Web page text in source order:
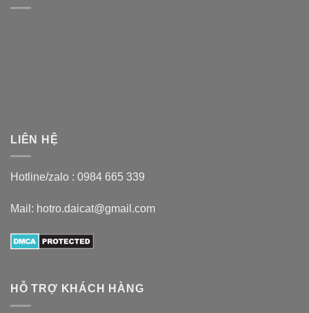
LIÊN HỆ
Hotline/zalo : 0984 665 339
Mail: hotro.daicat@gmail.com
HỖ TRỢ KHÁCH HÀNG